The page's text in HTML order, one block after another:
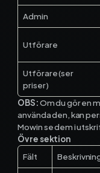
Admin
Utförare
Utförare (ser
priser)
OBS:Om du gör en
använda den, kan
Mowin se dem i
Övre sektion
Fält